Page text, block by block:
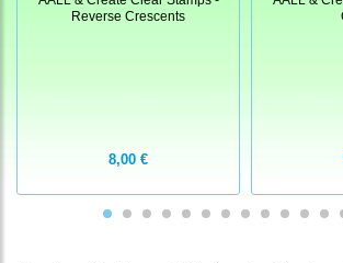
Reverse Crescents
8,00 €